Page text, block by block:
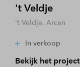
't Veldje
't Veldje, Arcen
In verkoop
Bekijk het project